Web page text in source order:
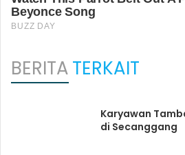
BERITATERKAIT
Karyawan
di Secanggang